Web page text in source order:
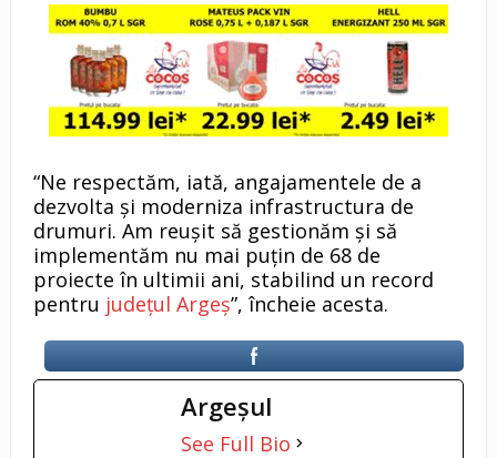
“Ne respectăm, iată, angajamentele de a
dezvolta și moderniza infrastructura de
drumuri. Am reușit să gestionăm și să
implementăm nu mai puțin de 68 de
proiecte în ultimii ani, stabilind un record
pentru județul Argeș”, încheie acesta.
Argeşul
See Full Bio